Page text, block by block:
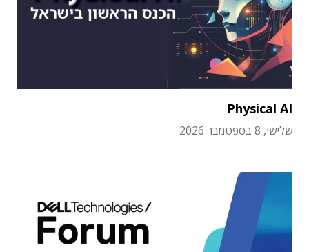
Physical AI
שלישי, 8 בספטמבר 2026